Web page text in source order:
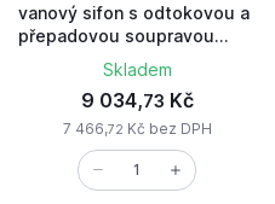
vanový sifon s odtokovou a
přepadovou soupravou
HANSGROHE-58113000
Skladem
9 034,73 Kč
7 466,72 Kč bez DPH